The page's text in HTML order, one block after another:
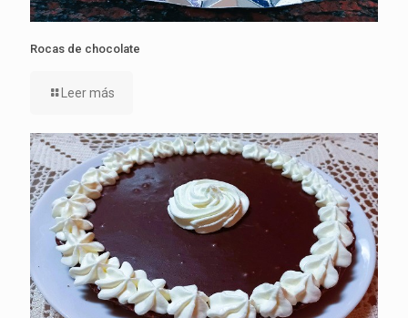
Rocas de chocolate
Leer más